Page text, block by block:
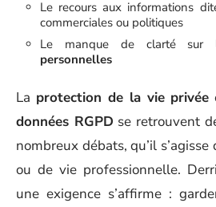
Le recours aux informations
commerciales ou politiques
Le manque de clarté sur
personnelles
La protection de la vie privée
données RGPD se retrouvent
nombreux débats, qu’il s’agisse
ou de vie professionnelle.
une exigence s’affirme :